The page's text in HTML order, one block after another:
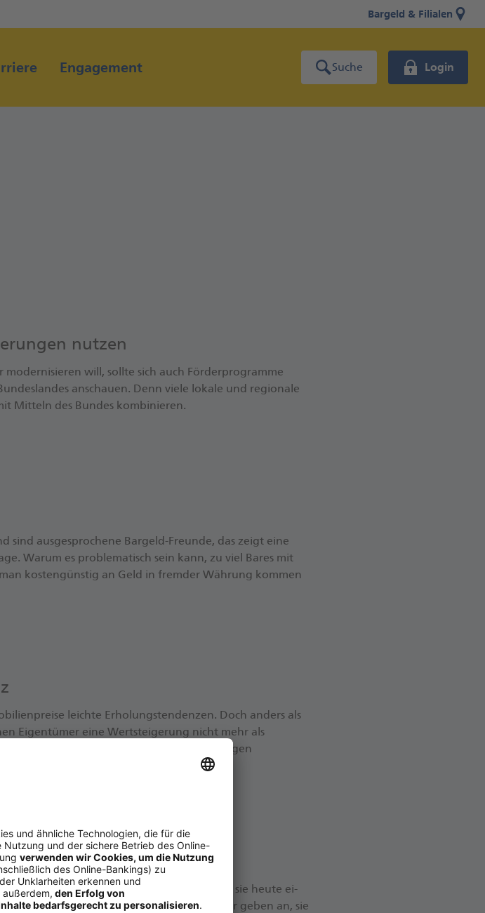
(Enter drücken) Bargeld & Filialen
Suche Login
Engagement
nutzen
will, sollte sich auch Förderprogramme
anschauen. Denn viele lokale und regionale
Mitteln des Bundes kombinieren.
sind ausgesprochene Bargeld-Freunde, das zeigt eine
Warum es problematisch sein kann, zu viel Bares mit
kostengünstig an Geld in fremder Währung kommen
leichte Erholungstendenzen. Doch anders als
Eigentümer eine Wertsteigerung nicht mehr als
Umso wichtiger ist es, dass sie die richtigen
vor allem eine gute Energiebilanz zählt.
als Bank­kar­te der Bes­ser­ver­die­nen­den, ist sie heu­te ei­
32 Pro­zent der Ver­brau­cher ge­ben an, sie